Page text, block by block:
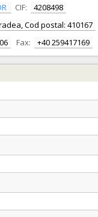
CIF:
4208498
Cod postal: 410167
Fax: +40 259417169